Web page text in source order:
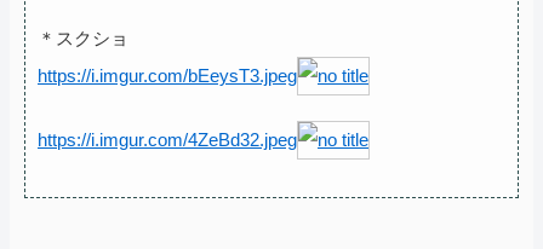
＊スクショ
https://i.imgur.com/bEeysT3.jpeg
https://i.imgur.com/4ZeBd32.jpeg